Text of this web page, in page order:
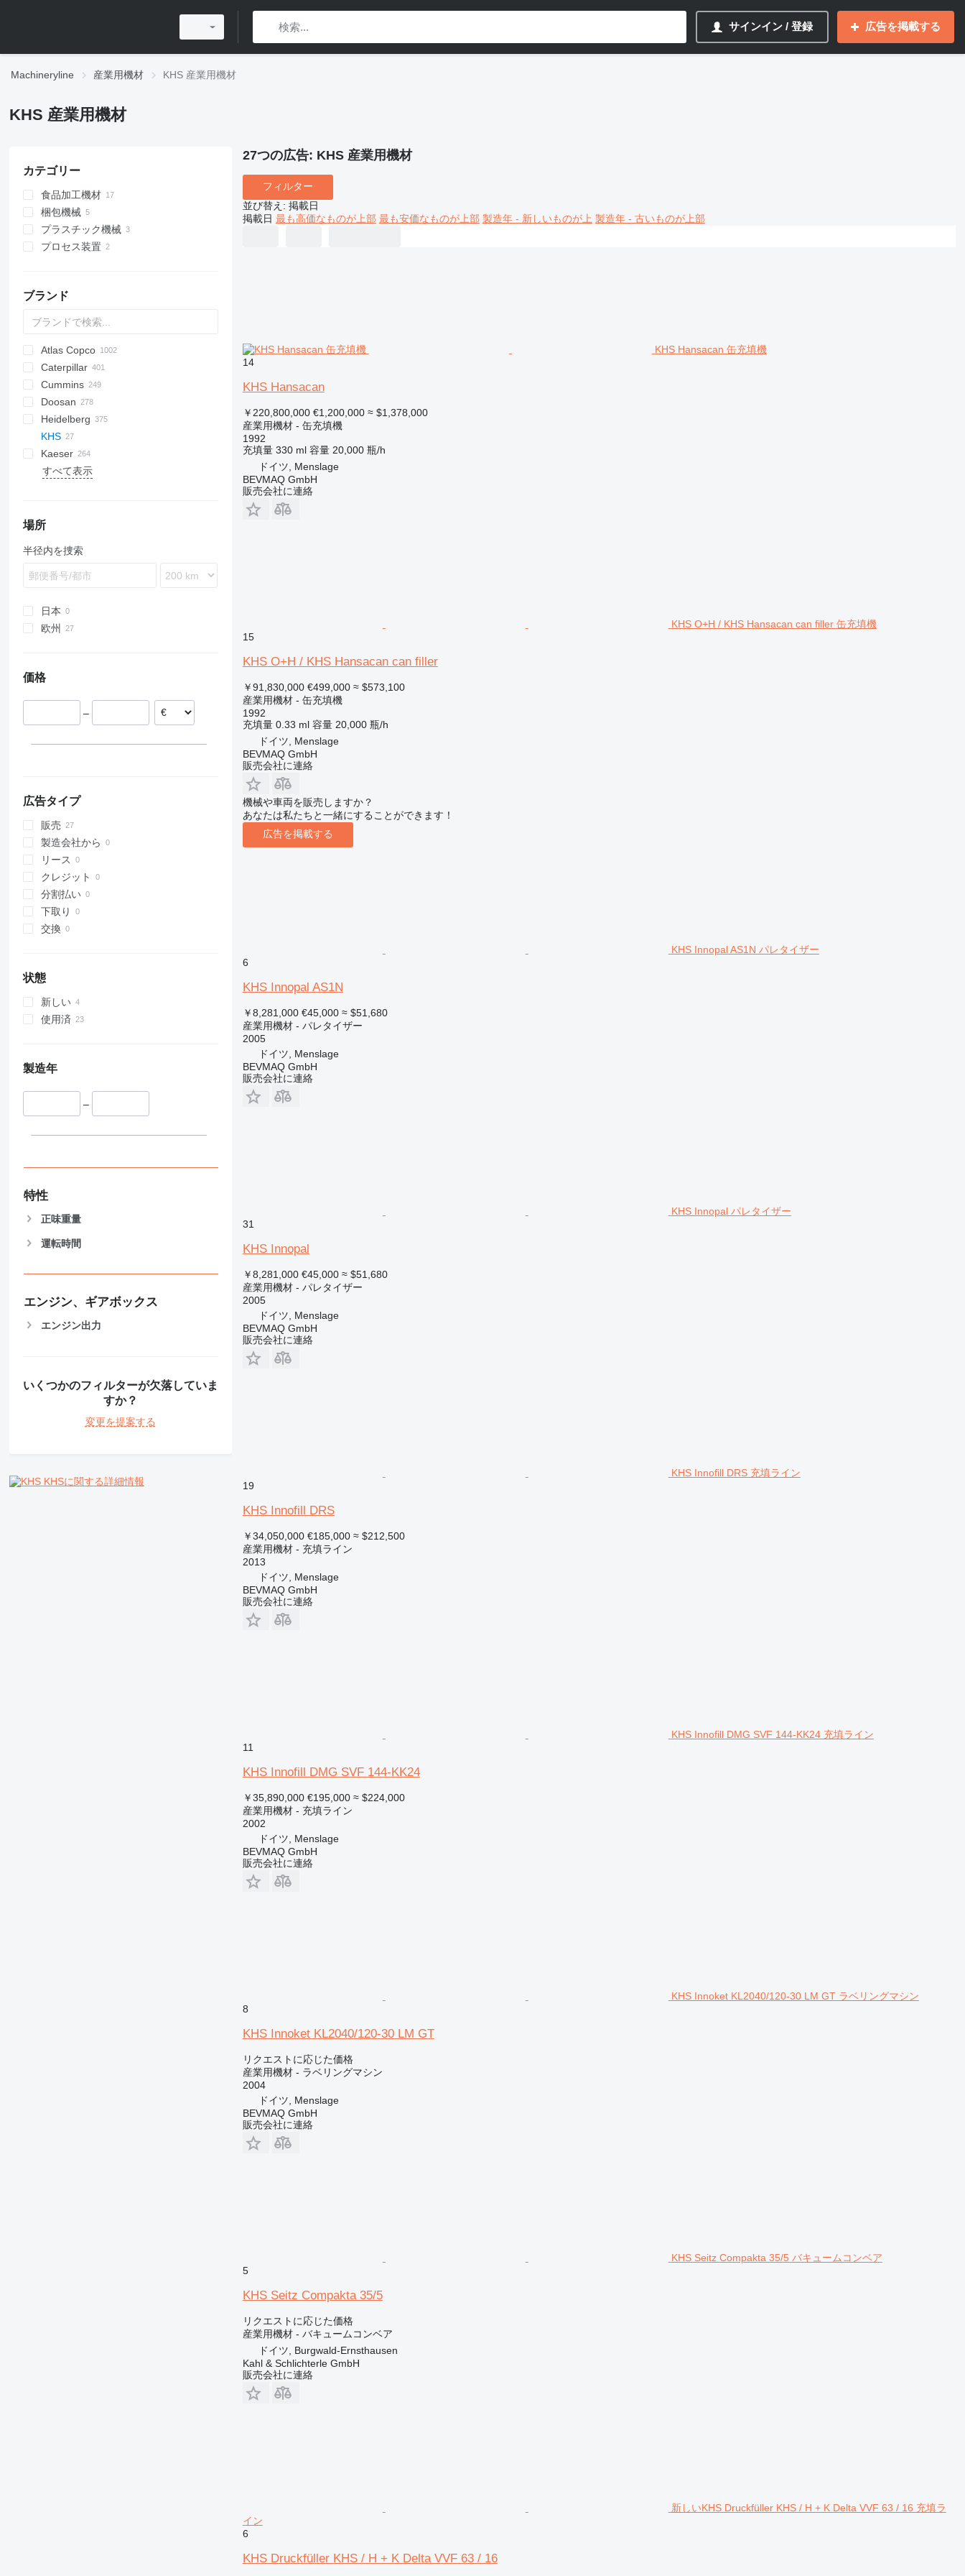
サインイン / 登録 広告を掲載する
Machineryline 産業用機材 KHS 産業用機材
KHS 産業用機材
カテゴリー
食品加工機材
飲料加工設備
充填ライン
缶充填機
醸造設備
ろ過ビールタンク
梱包機械
パレタイザー
充填ライン
プラスチック機械
バキュームコンベア
プロセス装置
ブランド
PDS
APD
AB
Ensis
Pega
VZ
AG3
Atlas Copco
DrillAir
E-Air
GA
LT
QAS
QAX
QEP
XAS
XATS
XAVS
XRHS
XRVS
QAS
W series
XAS
PDP
E-series
G-series
KG
B-series
BM
BW
GFS
VT
Rover
Skipper
PA
Airpure
Britecpure
BySprint Fiber
CK
SR
Caterpillar
120
160
315
320
330
365
G-series
GC
M-series
V-series
CPS
DZ
FZ
C-series
DLT
DS
H-series
Cummins
C-series
KTA
CMX
CTX
DMC
DMU
FP
KF
SC
DCA
BF
D-series
F2L912
D-series
S-series
SP
W-series
Doosan
B-series
G-series
AK
DW
DZ
DC
LHF
ORIGO
SJ
TF
VF
VSC
TF
ESE
EZG
SureColor
LBM
P-series
700-series
Concept
FDT
Transit
HB
F-Line
EM
MCM
CTF
V20
VB
VT
DPAS
DPS
DVR
DVS
LT
PLD
AKF
ZS
RH
SE
SL
FS
EC
SL
ST
VF
HSLX
TS
Citymaster
VB
VF
103 LO
103 SP
107-20
136D
Heidelberg
GTO
GTP
Kord
Stahlfolder
Suprasetter
C-series
U-series
UWF
HFW
HYW
A-series
FXS
H-series
TS
Kal
Profi
EB
EU
WT
AC
AFC
BQ
SPF
ST
StitchLiner
VAC
HKN
VMX
TS
H-series
i-Series
PW
G-series
P-series
R-series
1600
550
8010
G-Series
FC
HF
KHS
KR
Kaeser
AS
SM
KKS
KK
Minarc
ZSW
Crambo
D-series
FW
B-series
500
E-series
DTS
LE
K-series
Shark
Junior
MH 400 P
RB
HQR
VTC
Variaxis
Sprinter
LBV
UCP
Big Blue
D-series
Crysta-Apex
Aero
KNC 5 1500
CL
GE
LT
MD
Citoborma
LB
GEH
V-series
OPTImill
S2R
1100 Series
CH4000
GF
FCA
ES
SM3
AMT
Kangoo
GF2
535
MDVN
SR
Olimpic
J-series
W-series
D-series
Professional
T-10
SSDP
TS
F-series
38K
900
CookieMAK
TW
820
Surfacer
RL
Deco
VB
TNK
X-BOX
X-SOLAR
T 23F
TruLaser
T600
TL
TSC
BFT 90/3
840
HK
Compact
G-series
LTN
DF
Hydromat
EBO 68
MZA
W-series
Quickbinder
Versant
LPG
すべて表示
場所
半径内を捜索
日本
欧州
価格
–
広告タイプ
販売
製造会社から
リース
クレジット
分割払い
下取り
交換
状態
新しい
使用済
製造年
–
特性
正味重量
運転時間
エンジン、ギアボックス
エンジン出力
いくつかのフィルターが欠落していま
すか？
変更を提案する
KHSに関する詳細情報
27つの広告: KHS 産業用機材
フィルター
並び替え : 掲載日
掲載日 最も高価なものが上部 最も安価なものが上部 製造年 - 新しいものが上 製造年 - 古いものが上部
KHS Hansacan 缶充填機
14
KHS Hansacan
￥220,800,000 €1,200,000 ≈ $1,378,000
産業用機材 - 缶充填機
1992
充填量 330 ml 容量 20,000 瓶/h
ドイツ, Menslage
BEVMAQ GmbH
販売会社に連絡
KHS O+H / KHS Hansacan can filler 缶充填機
15
KHS O+H / KHS Hansacan can filler
￥91,830,000 €499,000 ≈ $573,100
産業用機材 - 缶充填機
1992
充填量 0.33 ml 容量 20,000 瓶/h
ドイツ, Menslage
BEVMAQ GmbH
販売会社に連絡
機械や車両を販売しますか？
あなたは私たちと一緒にすることができます！
広告を掲載する
KHS Innopal AS1N パレタイザー
6
KHS Innopal AS1N
￥8,281,000 €45,000 ≈ $51,680
産業用機材 - パレタイザー
2005
ドイツ, Menslage
BEVMAQ GmbH
販売会社に連絡
KHS Innopal パレタイザー
31
KHS Innopal
￥8,281,000 €45,000 ≈ $51,680
産業用機材 - パレタイザー
2005
ドイツ, Menslage
BEVMAQ GmbH
販売会社に連絡
KHS Innofill DRS 充填ライン
19
KHS Innofill DRS
￥34,050,000 €185,000 ≈ $212,500
産業用機材 - 充填ライン
2013
ドイツ, Menslage
BEVMAQ GmbH
販売会社に連絡
KHS Innofill DMG SVF 144-KK24 充填ライン
11
KHS Innofill DMG SVF 144-KK24
￥35,890,000 €195,000 ≈ $224,000
産業用機材 - 充填ライン
2002
ドイツ, Menslage
BEVMAQ GmbH
販売会社に連絡
KHS Innoket KL2040/120-30 LM GT ラベリングマシン
8
KHS Innoket KL2040/120-30 LM GT
リクエストに応じた価格
産業用機材 - ラベリングマシン
2004
ドイツ, Menslage
BEVMAQ GmbH
販売会社に連絡
KHS Seitz Compakta 35/5 バキュームコンベア
5
KHS Seitz Compakta 35/5
リクエストに応じた価格
産業用機材 - バキュームコンベア
ドイツ, Burgwald-Ernsthausen
Kahl & Schlichterle GmbH
販売会社に連絡
新しいKHS Druckfüller KHS / H + K Delta VVF 63 / 16 充填ラ
イン
6
KHS Druckfüller KHS / H + K Delta VVF 63 / 16